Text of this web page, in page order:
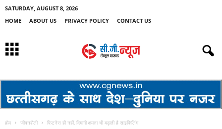
SATURDAY, AUGUST 8, 2026
HOME
ABOUT US PRIVACY POLICY CONTACT US
होम जीवनशैली फिटनेस ही नहीं, दिमागी क्षमता भी बढ़ाती है साइकिलिंग